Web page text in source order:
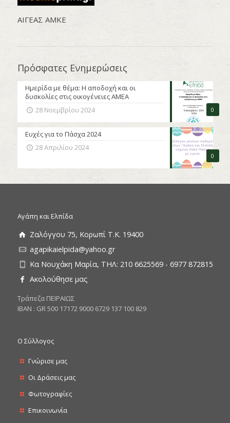
AΙΓΕΑΣ ΑΜΚΕ
Πρόσφατες Ενημερώσεις
0
Ημερίδα με θέμα: Η αποδοχή και οι
δυσκολίες στις οικογένειες ΑΜΕΑ
28 Νοεμβρίου 2024
0
Ευχές για το Πάσχα 2024
28 Απριλίου 2024
Αγάπη και Ελπίδα
Ζαλόγγου 75, Κορωπί Τ.Κ. 19400
agapikaielpida@yahoo.gr
Κα Νουχάκη Μαρία, ΤΗΛ: 210 6625569 - 6977 872815
Ακολούθησε μας
Tράπεζα ΠΕΙΡΑΙΩΣ
ΙΒΑΝ : GR 500 17172 9000 6729 137 100 829
Ο Σύλλογος
Γνώρισε μας
Οι Δράσεις μας
Φωτογραφίες
Επικοινωνία